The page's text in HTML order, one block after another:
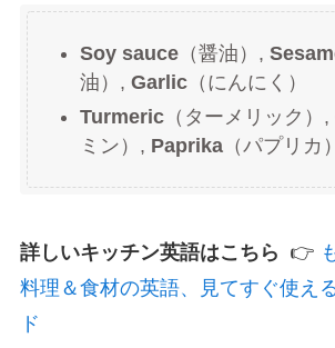
Soy sauce（醤油）,
油）, Garlic（にんにく）
Turmeric（ターメリック）,
ミン）, Paprika（パプリカ）
詳しいキッチン英語はこちら 👉
料理＆食材の英語、見てすぐ使え
ド